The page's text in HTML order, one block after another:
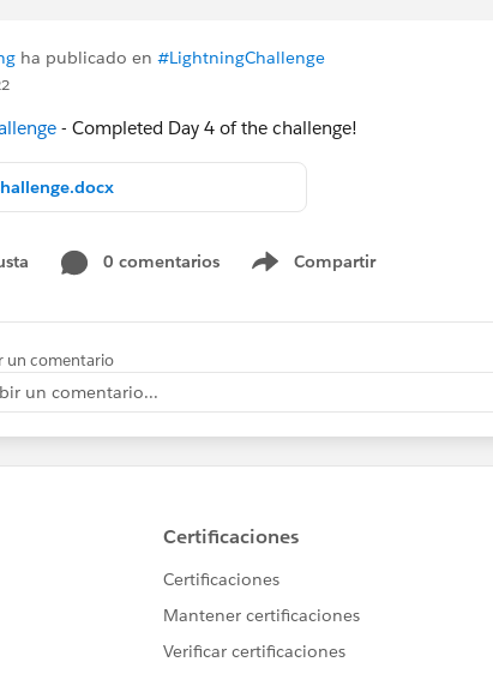
ha publicado en #LightningChallenge
- Completed Day 4 of the challenge!
0 comentarios Compartir
Show menu
un comentario
un comentario...